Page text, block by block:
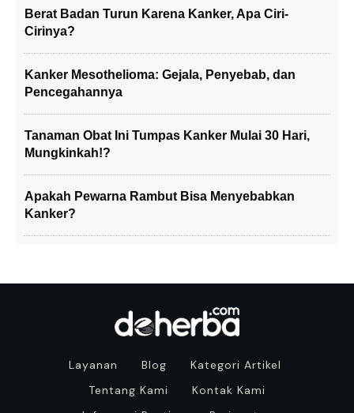
Berat Badan Turun Karena Kanker, Apa Ciri-
Cirinya?
Kanker Mesothelioma: Gejala, Penyebab, dan
Pencegahannya
Tanaman Obat Ini Tumpas Kanker Mulai 30 Hari,
Mungkinkah!?
Apakah Pewarna Rambut Bisa Menyebabkan
Kanker?
Layanan Blog
Kategori Artikel
Tentang Kami
Kontak Kami